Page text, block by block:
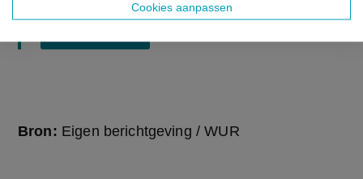
Cookies aanpassen
Bron: Eigen berichtgeving / WUR